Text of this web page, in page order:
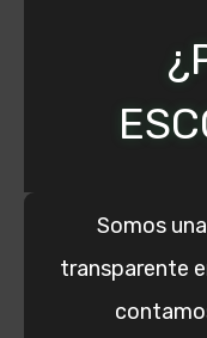
Somos
transparente